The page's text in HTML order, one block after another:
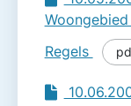
Regels